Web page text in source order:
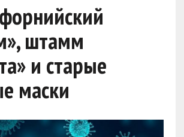
штамм
и старые
маски